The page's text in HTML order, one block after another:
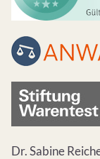
Dr. Sabine